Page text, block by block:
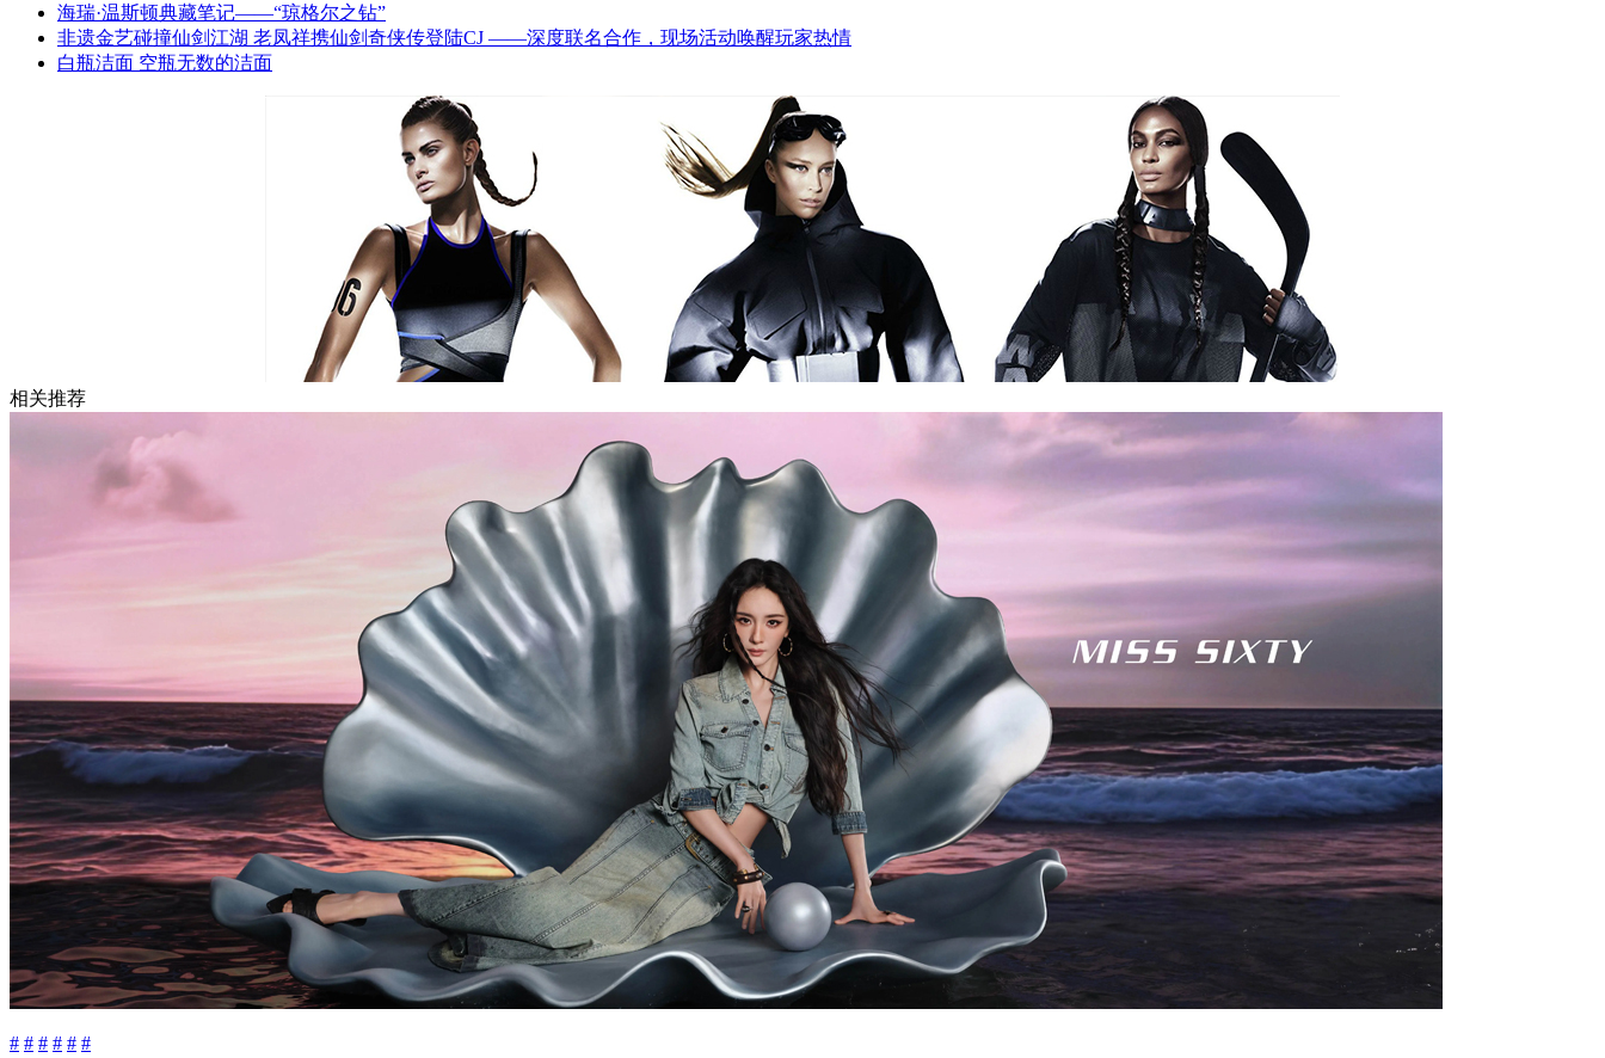
海瑞·温斯顿典藏笔记——“琼格尔之钻”
非遗金艺碰撞仙剑江湖 老凤祥携仙剑奇侠传登陆CJ ——深度联名合作，现场活动唤醒玩家热情
白瓶洁面 空瓶无数的洁面
相关推荐
# # # # # #